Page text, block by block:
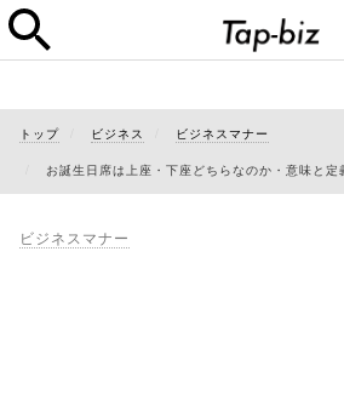
トップ ビジネス ビジネスマナー
お誕生日席は上座・下座どちらなのか・意味と定
ビジネスマナー